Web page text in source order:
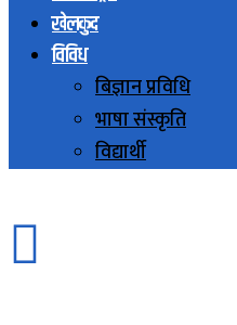
खेलकुद
विविध
बिज्ञान प्रविधि
भाषा संस्कृति
विद्यार्थी